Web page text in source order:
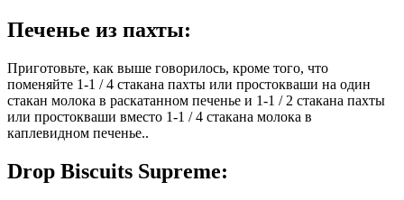
Печенье из пахты:
Приготовьте, как выше говорилось, кроме того, что
поменяйте 1-1 / 4 стакана пахты или простокваши на один
стакан молока в раскатанном печенье и 1-1 / 2 стакана пахты
или простокваши вместо 1-1 / 4 стакана молока в
каплевидном печенье..
Drop Biscuits Supreme: